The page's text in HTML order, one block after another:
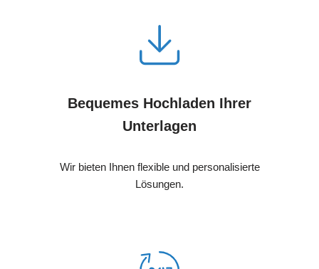
Bequemes Hochladen Ihrer
Unterlagen
Wir bieten Ihnen flexible und personalisierte
Lösungen.